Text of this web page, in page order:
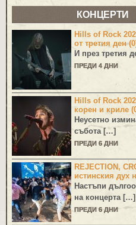
КОНЦЕРТИ
Hills of Rock
от третия ден
И през третия
ПРЕДИ 4 ДНИ
Hills of Rock
корен и криле
Неусетно
събота […]
ПРЕДИ 6 ДНИ
REJECTION,
истинския дух
Настъпи
на концерта […]
ПРЕДИ 6 ДНИ